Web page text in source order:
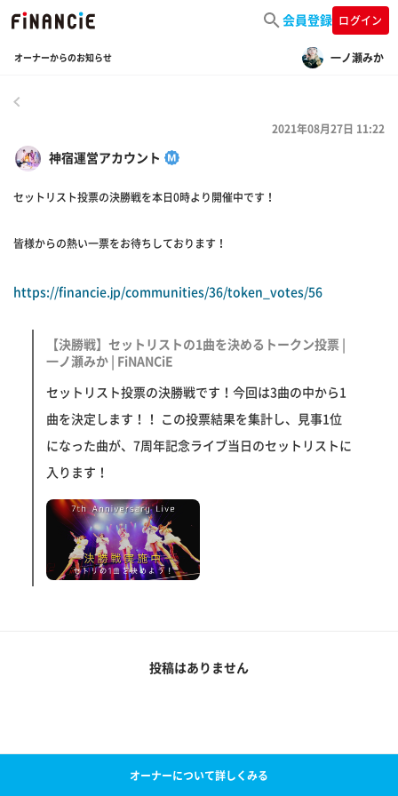
会員登録 ログイン
オーナーからのお知らせ 一ノ瀬みか
神宿運営アカウント
2021年08月27日 11:22
セットリスト投票の決勝戦を本日0時より開催中です！
皆様からの熱い一票をお待ちしております！
https://financie.jp/communities/36/token_votes/56
【決勝戦】セットリストの1曲を決めるトークン投票 |
一ノ瀬みか | FiNANCiE
セットリスト投票の決勝戦です！今回は3曲の中から1
曲を決定します！！ この投票結果を集計し、見事1位
になった曲が、7周年記念ライブ当日のセットリストに
入ります！
投稿はありません
オーナーについて詳しくみる